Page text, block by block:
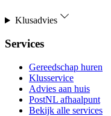
Klusadvies
Services
Gereedschap huren
Klusservice
Advies aan huis
PostNL afhaalpunt
Bekijk alle services